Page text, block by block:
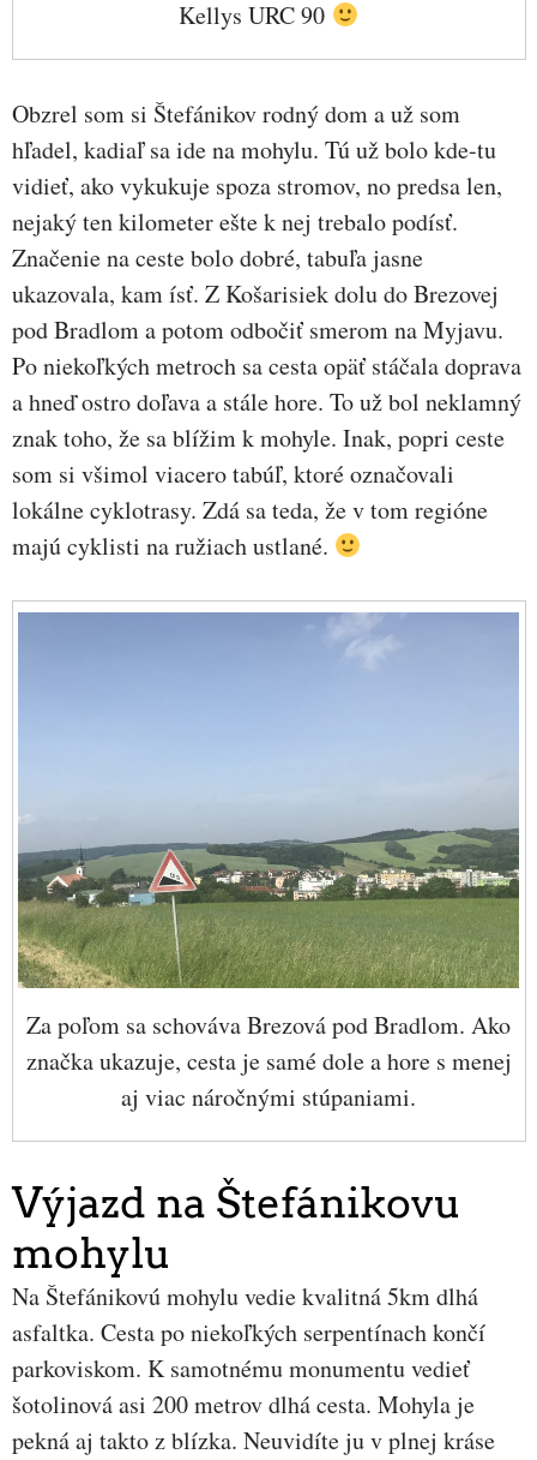
Kellys URC 90
Obzrel som si Štefánikov rodný dom a už som
hľadel, kadiaľ sa ide na mohylu. Tú už bolo kde-tu
vidieť, ako vykukuje spoza stromov, no predsa len,
nejaký ten kilometer ešte k nej trebalo podísť.
Značenie na ceste bolo dobré, tabuľa jasne
ukazovala, kam ísť. Z Košarisiek dolu do Brezovej
pod Bradlom a potom odbočiť smerom na Myjavu.
Po niekoľkých metroch sa cesta opäť stáčala doprava
a hneď ostro doľava a stále hore. To už bol neklamný
znak toho, že sa blížim k mohyle. Inak, popri ceste
som si všimol viacero tabúľ, ktoré označovali
lokálne cyklotrasy. Zdá sa teda, že v tom regióne
majú cyklisti na ružiach ustlané.
Za poľom sa schováva Brezová pod Bradlom. Ako
značka ukazuje, cesta je samé dole a hore s menej
aj viac náročnými stúpaniami.
Výjazd na Štefánikovu
mohylu
Na Štefánikovú mohylu vedie kvalitná 5km dlhá
asfaltka. Cesta po niekoľkých serpentínach končí
parkoviskom. K samotnému monumentu vedieť
šotolinová asi 200 metrov dlhá cesta. Mohyla je
pekná aj takto z blízka. Neuvidíte ju v plnej kráse